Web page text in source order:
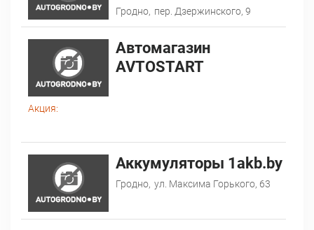
Гродно, пер. Дзержинского, 9
Автомагазин
AVTOSTART
Акция:
Аккумуляторы 1akb.by
Гродно, ул. Максима Горького, 63